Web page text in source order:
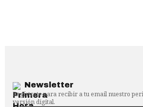
Newsletter
Regístrate para recibir a tu email nuestro
versión digital.